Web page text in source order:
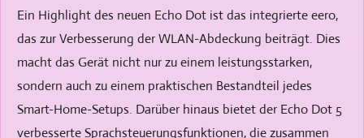
Ein Highlight des neuen Echo Dot ist das integrierte eero,
das zur Verbesserung der WLAN-Abdeckung beiträgt. Dies
macht das Gerät nicht nur zu einem leistungsstarken,
sondern auch zu einem praktischen Bestandteil jedes
Smart-Home-Setups. Darüber hinaus bietet der Echo Dot 5
verbesserte Sprachsteuerungsfunktionen, die zusammen